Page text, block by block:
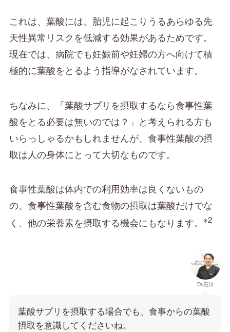
これは、葉酸には、胎児に起こりうるあらゆる先
天性異常リスクを低減する効果があるためです。
現在では、病院でも妊娠前や妊婦の方へ向けて積
極的に葉酸をとるよう指導がなされています。
ちなみに、「葉酸サプリを摂取するなら食事性葉
酸をとる必要は無いのでは？」と考えられる方も
いらっしゃるかもしれませんが、食事性葉酸の摂
取は人の身体にとって大切なものです。
食事性葉酸は体内での利用効率は良くないもの
の、食事性葉酸を含む食物の摂取は葉酸だけでな
く、他の栄養素を摂取する機会にもなります。 ※2
Dr.石川
葉酸サプリを摂取する場合でも、食事からの葉酸
摂取を意識してくださいね。